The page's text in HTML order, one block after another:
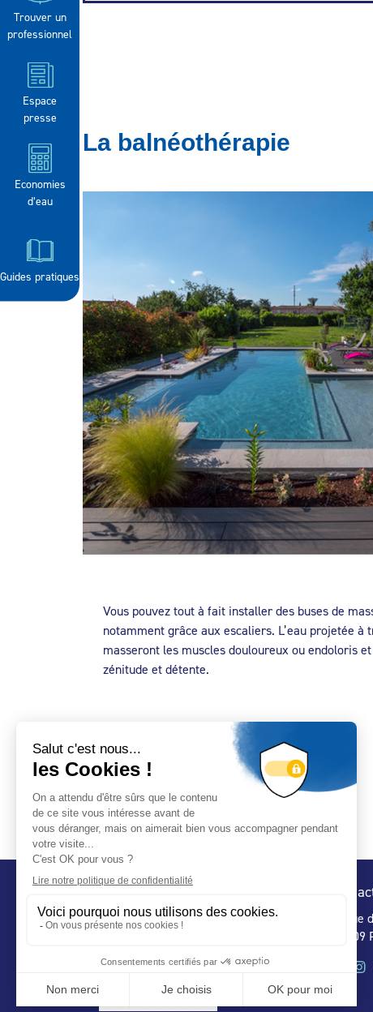
Trouver un
professionnel
Espace
presse
Economies
d’eau
Guides pratiques
La balnéothérapie
Vous pouvez tout à fait installer des buses de
notamment grâce aux escaliers. L’eau projetée à
masseront les muscles douloureux ou endoloris
zénitude et détente.
32 rue
75